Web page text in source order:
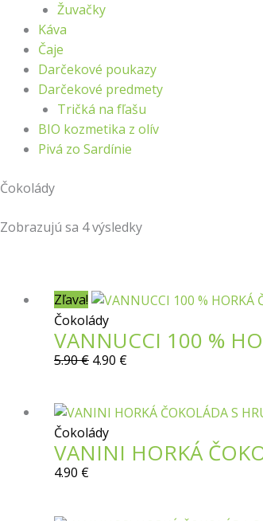
Žuvačky
Káva
Čaje
Darčekové poukazy
Darčekové predmety
Tričká na fľašu
BIO kozmetika z olív
Pivá zo Sardínie
Čokolády
Zobrazujú sa 4 výsledky
Zľava!
Čokolády
VANNUCCI 100 %
5.90€
Pôvodná
cena
bola:
5.90 €.
4.90 €
Aktuálna
je:
4.90 €.
Čokolády
VANINI HORKÁ
4.90 €